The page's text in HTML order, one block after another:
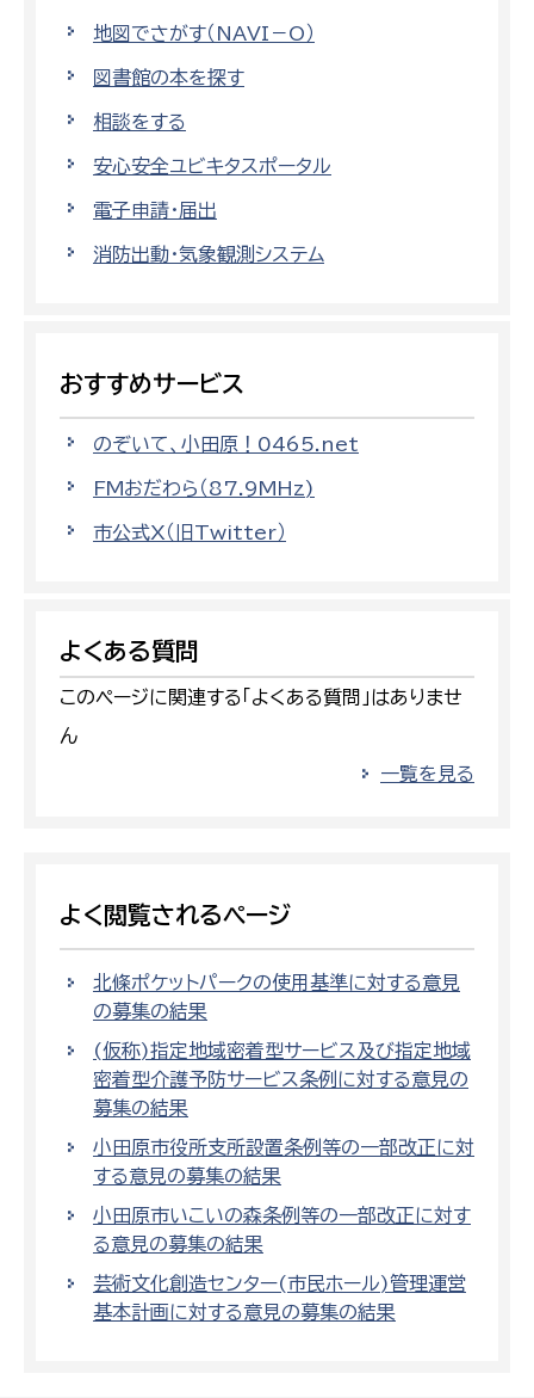
地図でさがす（NAVI－O）
図書館の本を探す
相談をする
安心安全ユビキタスポータル
電子申請・届出
消防出動・気象観測システム
おすすめサービス
のぞいて、小田原！0465.net
FMおだわら（87.9MHz)
市公式X（旧Twitter）
よくある質問
このページに関連する「よくある質問」はありませ
ん
一覧を見る
よく閲覧されるページ
北條ポケットパークの使用基準に対する意見
の募集の結果
(仮称)指定地域密着型サービス及び指定地域
密着型介護予防サービス条例に対する意見の
募集の結果
小田原市役所支所設置条例等の一部改正に対
する意見の募集の結果
小田原市いこいの森条例等の一部改正に対す
る意見の募集の結果
芸術文化創造センター(市民ホール)管理運営
基本計画に対する意見の募集の結果